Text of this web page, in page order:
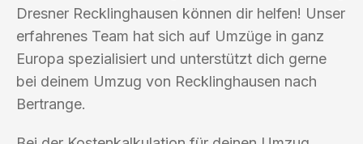
Dresner Recklinghausen können dir helfen! Unser
erfahrenes Team hat sich auf Umzüge in ganz
Europa spezialisiert und unterstützt dich gerne
bei deinem Umzug von Recklinghausen nach
Bertrange.